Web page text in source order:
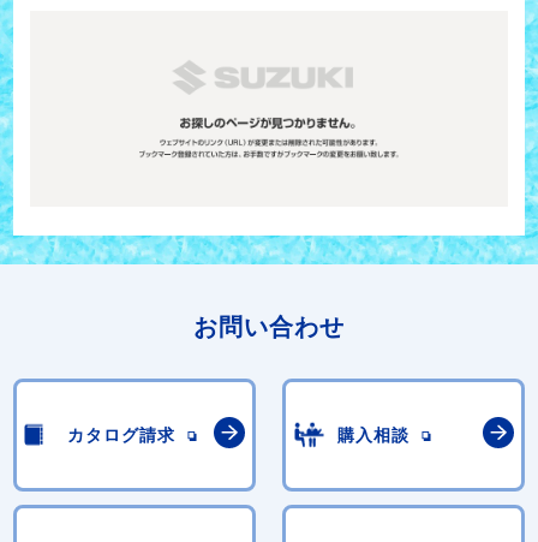
お問い合わせ
カタログ請求 購入相談